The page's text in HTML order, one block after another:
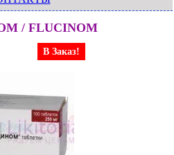
/ FLUCINOM
В Заказ!